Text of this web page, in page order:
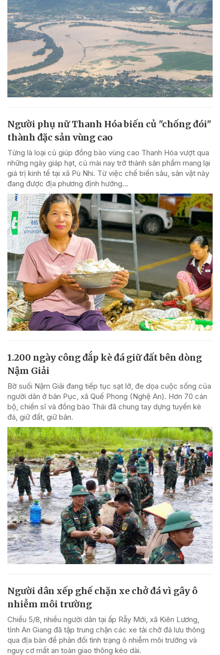
Người phụ nữ Thanh Hóa biến củ "chống đói"
thành đặc sản vùng cao
Từng là loại củ giúp đồng bào vùng cao Thanh Hóa vượt qua
những ngày giáp hạt, củ mài nay trở thành sản phẩm mang lại
giá trị kinh tế tại xã Pù Nhi. Từ việc chế biến sâu, sản vật này
đang được địa phương định hướng...
1.200 ngày công đắp kè đá giữ đất bên dòng
Nậm Giải
Bờ suối Nậm Giải đang tiếp tục sạt lở, đe dọa cuộc sống của
người dân ở bản Pục, xã Quế Phong (Nghệ An). Hơn 70 cán
bộ, chiến sĩ và đồng bào Thái đã chung tay dựng tuyến kè
đá, giữ đất, giữ bản.
Người dân xếp ghế chặn xe chở đá vì gây ô
nhiễm môi trường
Chiều 5/8, nhiều người dân tại ấp Rẫy Mới, xã Kiên Lương,
tỉnh An Giang đã tập trung chặn các xe tải chở đá lưu thông
qua địa bàn để phản đối tình trạng ô nhiễm môi trường và
nguy cơ mất an toàn giao thông kéo dài.